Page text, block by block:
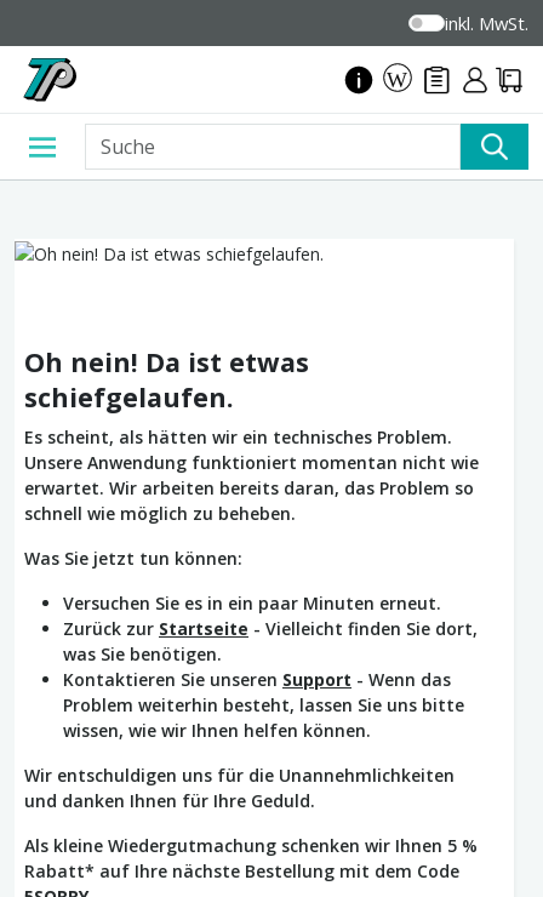
inkl. MwSt.
Oh nein! Da ist etwas
schiefgelaufen.
Es scheint, als hätten wir ein technisches Problem.
Unsere Anwendung funktioniert momentan nicht wie
erwartet. Wir arbeiten bereits daran, das Problem so
schnell wie möglich zu beheben.
Was Sie jetzt tun können:
Versuchen Sie es in ein paar Minuten erneut.
Zurück zur Startseite - Vielleicht finden Sie dort,
was Sie benötigen.
Kontaktieren Sie unseren Support - Wenn das
Problem weiterhin besteht, lassen Sie uns bitte
wissen, wie wir Ihnen helfen können.
Wir entschuldigen uns für die Unannehmlichkeiten
und danken Ihnen für Ihre Geduld.
Als kleine Wiedergutmachung schenken wir Ihnen 5 %
Rabatt* auf Ihre nächste Bestellung mit dem Code